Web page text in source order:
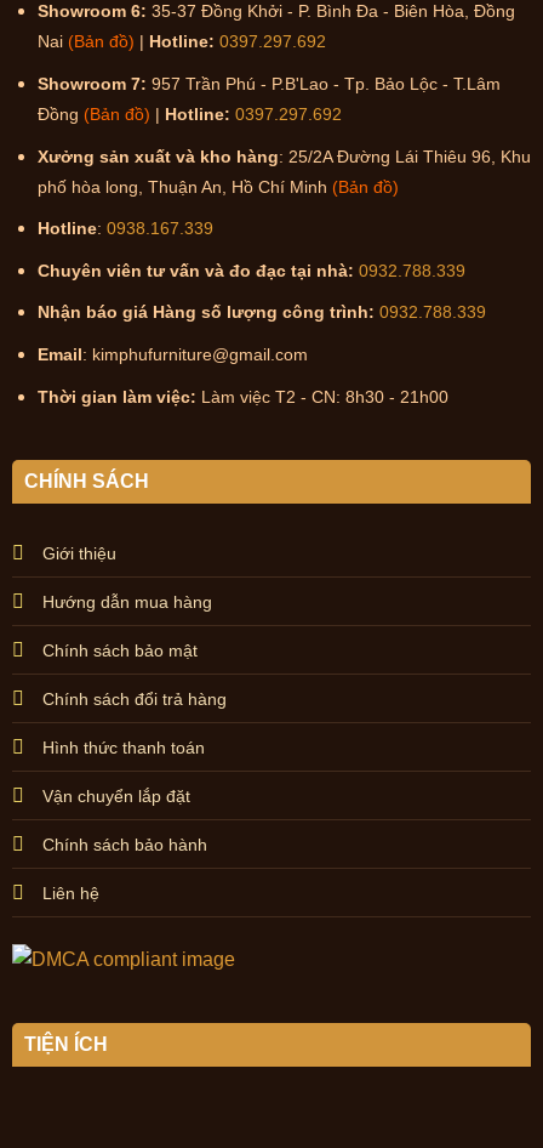
Showroom 6: 35-37 Đồng Khởi - P. Bình Đa - Biên Hòa, Đồng
Nai (Bản đồ) | Hotline: 0397.297.692
Showroom 7: 957 Trần Phú - P.B'Lao - Tp. Bảo Lộc - T.Lâm
Đồng (Bản đồ) | Hotline: 0397.297.692
Xưởng sản xuất và kho hàng: 25/2A Đường Lái Thiêu 96, Khu
phố hòa long, Thuận An, Hồ Chí Minh (Bản đồ)
Hotline: 0938.167.339
Chuyên viên tư vấn và đo đạc tại nhà: 0932.788.339
Nhận báo giá Hàng số lượng công trình: 0932.788.339
Email: kimphufurniture@gmail.com
Thời gian làm việc: Làm việc T2 - CN: 8h30 - 21h00
CHÍNH SÁCH
Giới thiệu
Hướng dẫn mua hàng
Chính sách bảo mật
Chính sách đổi trả hàng
Hình thức thanh toán
Vận chuyển lắp đặt
Chính sách bảo hành
Liên hệ
TIỆN ÍCH